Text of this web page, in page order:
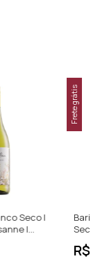
Seco |
|
Frete grátis
Seco